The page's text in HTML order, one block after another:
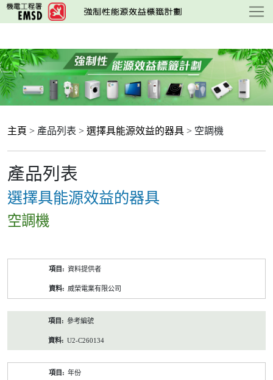
跳
至
要
內
容
主頁 > 產品列表 > 選擇具能源效益的器具 > 空調機
產品列表
選擇具能源效益的器具
空調機
資料提供者
威榮電業有限公司
參考編號
U2-C260134
年份